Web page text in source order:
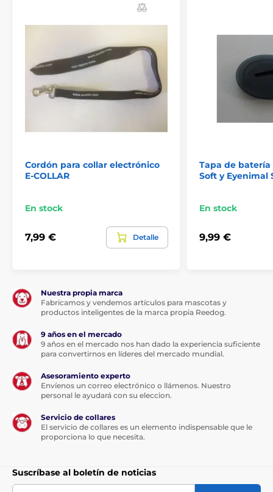
Cordón para collar electrónico
E-COLLAR
En stock
7,99 € Detalle
Tapa de batería
Soft y Eyenimal
En stock
9,99 €
Nuestra propia marca
Fabricamos y vendemos artículos para mascotas y
productos inteligentes de la marca propia Reedog.
9 años en el mercado
9 años en el mercado nos han dado la experiencia suficiente
para convertirnos en líderes del mercado mundial.
Asesoramiento experto
Envíenos un correo electrónico o llámenos. Nuestro
personal le ayudará con su eleccion.
Servicio de collares
El servicio de collares es un elemento indispensable que le
proporciona lo que necesita.
Suscríbase al boletín de noticias